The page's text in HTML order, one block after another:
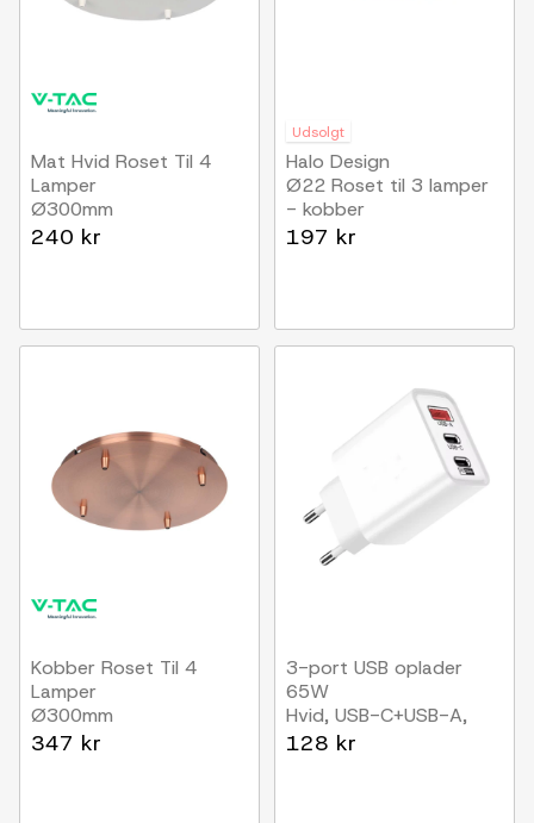
Mat Hvid Roset Til 4
Lamper
Ø300mm
240 kr
Udsolgt
Halo Design
Ø22 Roset til 3 lamper
- kobber
197 kr
Kobber Roset Til 4
Lamper
Ø300mm
347 kr
3-port USB oplader
65W
Hvid, USB-C+USB-A,
perfekt til mobil og
128 kr